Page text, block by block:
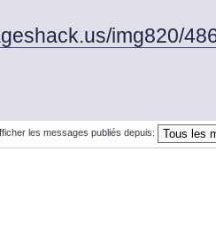
img820/
les messages publiés depuis: